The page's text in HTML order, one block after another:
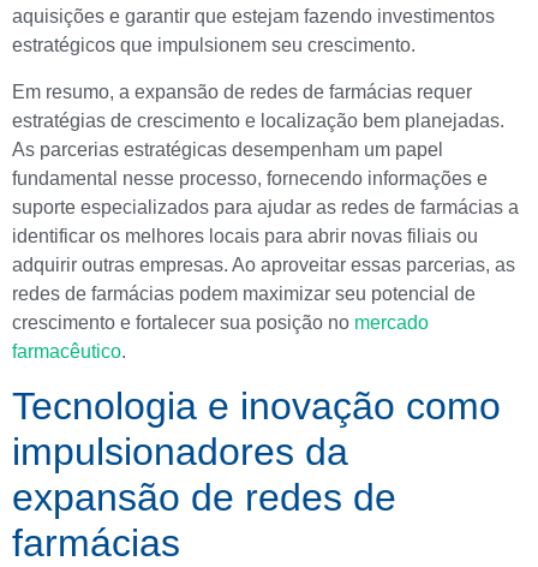
aquisições e garantir que estejam fazendo investimentos
estratégicos que impulsionem seu crescimento.
Em resumo, a expansão de redes de farmácias requer
estratégias de crescimento e localização bem planejadas.
As parcerias estratégicas desempenham um papel
fundamental nesse processo, fornecendo informações e
suporte especializados para ajudar as redes de farmácias a
identificar os melhores locais para abrir novas filiais ou
adquirir outras empresas. Ao aproveitar essas parcerias, as
redes de farmácias podem maximizar seu potencial de
crescimento e fortalecer sua posição no mercado
farmacêutico.
Tecnologia e inovação como
impulsionadores da
expansão de redes de
farmácias